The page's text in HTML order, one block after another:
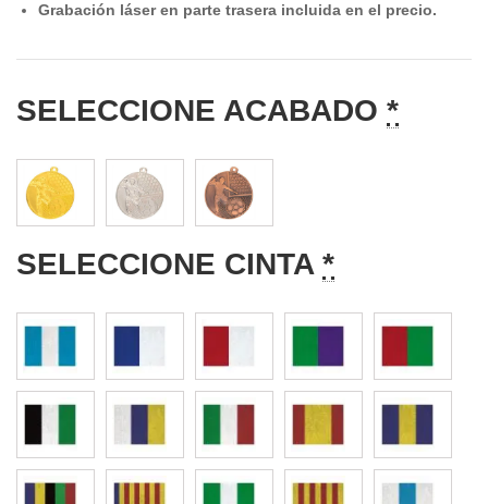
Grabación láser en parte trasera incluida en el precio.
SELECCIONE ACABADO *
SELECCIONE CINTA *